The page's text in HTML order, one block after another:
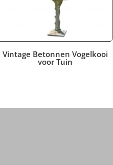
Vintage Betonnen Vogelkooi
voor Tuin